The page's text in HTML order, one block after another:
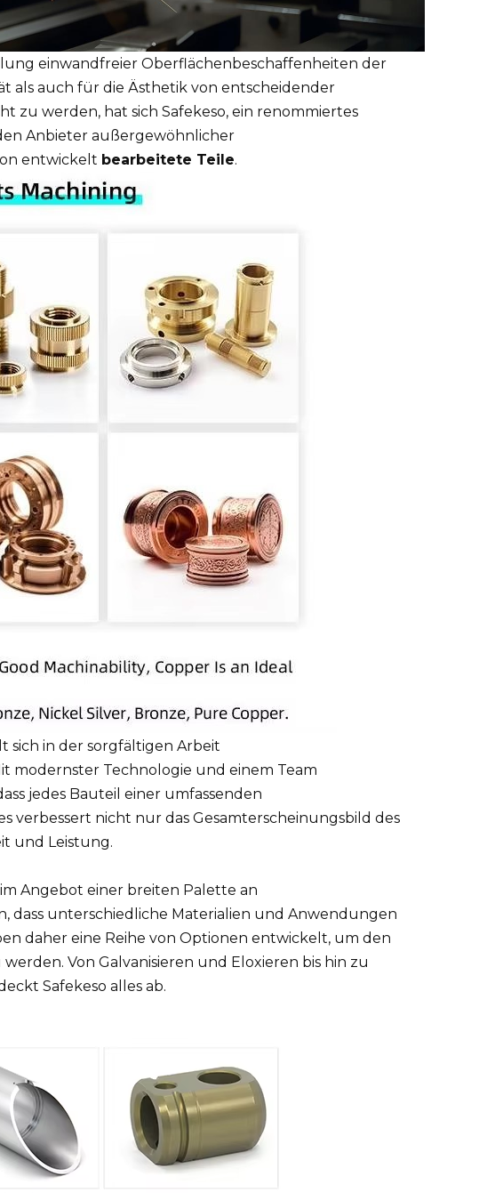
einwandfreier Oberflächenbeschaffenheiten der
als auch für die Ästhetik von entscheidender
zu werden, hat sich Safekeso, ein renommiertes
Anbieter außergewöhnlicher
entwickelt bearbeitete Teile.
sich in der sorgfältigen Arbeit
modernster Technologie und einem Team
jedes Bauteil einer umfassenden
nicht nur das Gesamterscheinungsbild des
und Leistung.
Angebot einer breiten Palette an
dass unterschiedliche Materialien und Anwendungen
daher eine Reihe von Optionen entwickelt, um den
Von Galvanisieren und Eloxieren bis hin zu
Safekeso alles ab.